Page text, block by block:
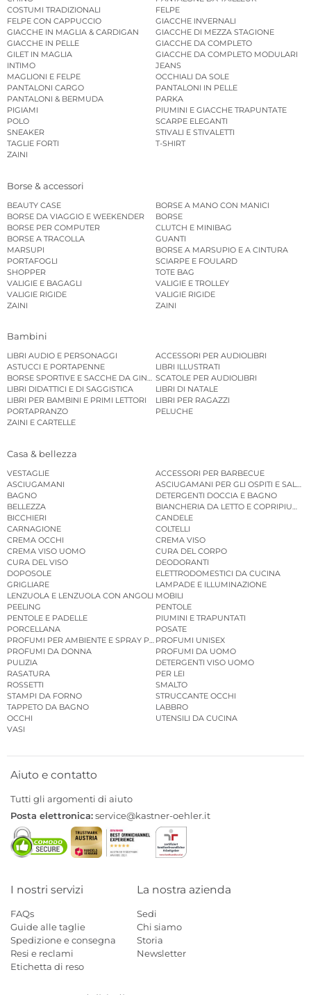
COSTUMI TRADIZIONALI
FELPE
FELPE CON CAPPUCCIO
GIACCHE INVERNALI
GIACCHE IN MAGLIA & CARDIGAN
GIACCHE DI MEZZA STAGIONE
GIACCHE IN PELLE
GIACCHE DA COMPLETO
GILET IN MAGLIA
GIACCHE DA COMPLETO MODULARI
INTIMO
JEANS
MAGLIONI E FELPE
OCCHIALI DA SOLE
PANTALONI CARGO
PANTALONI IN PELLE
PANTALONI & BERMUDA
PARKA
PIGIAMI
PIUMINI E GIACCHE TRAPUNTATE
POLO
SCARPE ELEGANTI
SNEAKER
STIVALI E STIVALETTI
TAGLIE FORTI
T-SHIRT
ZAINI
Borse & accessori
BEAUTY CASE
BORSE A MANO CON MANICI
BORSE DA VIAGGIO E WEEKENDER
BORSE
BORSE PER COMPUTER
CLUTCH E MINIBAG
BORSE A TRACOLLA
GUANTI
MARSUPI
BORSE A MARSUPIO E A CINTURA
PORTAFOGLI
SCIARPE E FOULARD
SHOPPER
TOTE BAG
VALIGIE E BAGAGLI
VALIGIE E TROLLEY
VALIGIE RIGIDE
VALIGIE RIGIDE
ZAINI
ZAINI
Bambini
LIBRI AUDIO E PERSONAGGI
ACCESSORI PER AUDIOLIBRI
ASTUCCI E PORTAPENNE
LIBRI ILLUSTRATI
BORSE SPORTIVE E SACCHE DA GINNASTICASCATOLE PER AUDIOLIBRI
LIBRI DIDATTICI E DI SAGGISTICA
LIBRI DI NATALE
LIBRI PER BAMBINI E PRIMI LETTORI
LIBRI PER RAGAZZI
PORTAPRANZO
PELUCHE
ZAINI E CARTELLE
Casa & bellezza
VESTAGLIE
ACCESSORI PER BARBECUE
ASCIUGAMANI
ASCIUGAMANI PER GLI OSPITI E
BAGNO
DETERGENTI DOCCIA E BAGNO
BELLEZZA
BIANCHERIA DA LETTO E COPRIPIUMINI
BICCHIERI
CANDELE
CARNAGIONE
COLTELLI
CREMA OCCHI
CREMA VISO
CREMA VISO UOMO
CURA DEL CORPO
CURA DEL VISO
DEODORANTI
DOPOSOLE
ELETTRODOMESTICI DA CUCINA
GRIGLIARE
LAMPADE E ILLUMINAZIONE
LENZUOLA E LENZUOLA CON ANGOLI MOBILI
PEELING
PENTOLE
PENTOLE E PADELLE
PIUMINI E TRAPUNTATI
PORCELLANA
POSATE
PROFUMI PER AMBIENTE E SPRAY PER AMBIENTE
PROFUMI UNISEX
PROFUMI DA DONNA
PROFUMI DA UOMO
PULIZIA
DETERGENTI VISO UOMO
RASATURA
PER LEI
ROSSETTI
SMALTO
STAMPI DA FORNO
STRUCCANTE OCCHI
TAPPETO DA BAGNO
LABBRO
OCCHI
UTENSILI DA CUCINA
VASI
Aiuto e contatto
Tutti gli argomenti di aiuto
Posta elettronica:service@kastner-oehler.it
I nostri servizi
FAQs
Guide alle taglie
Spedizione e consegna
Resi e reclami
Etichetta di reso
La nostra azienda
Sedi
Chi siamo
Storia
Newsletter